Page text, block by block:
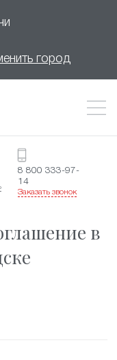
город
8 800 333-97-
14
Заказать звонок
в